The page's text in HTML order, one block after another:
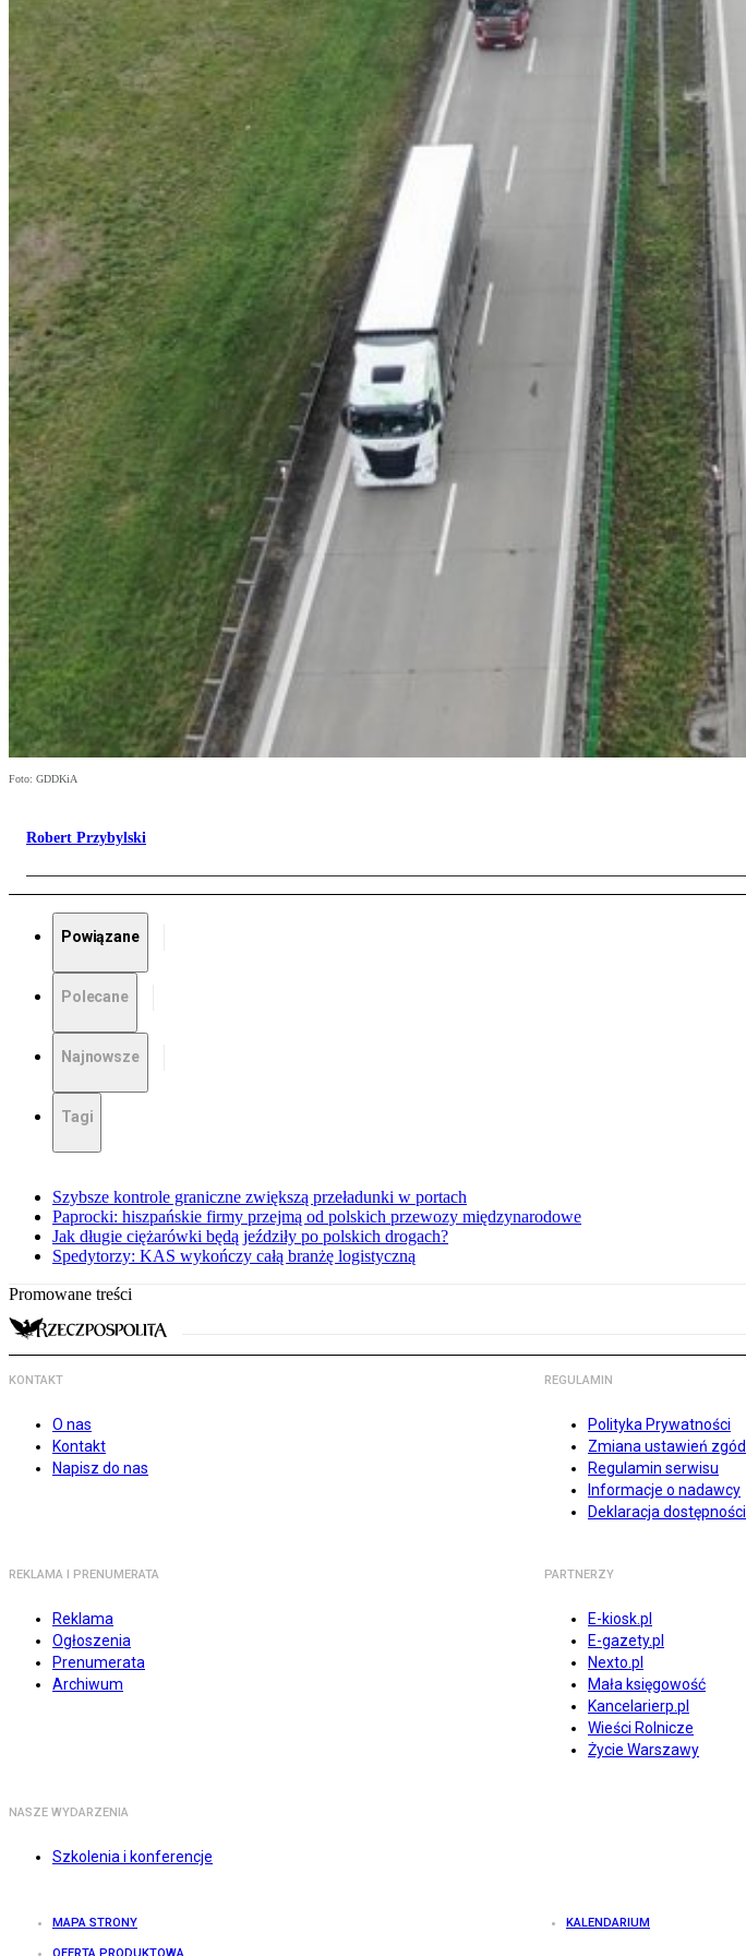
Foto: GDDKiA
Robert Przybylski
Powiązane
Polecane
Najnowsze
Tagi
Szybsze kontrole graniczne zwiększą przeładunki w portach
Paprocki: hiszpańskie firmy przejmą od polskich przewozy międzynarodowe
Jak długie ciężarówki będą jeździły po polskich drogach?
Spedytorzy: KAS wykończy całą branżę logistyczną
Promowane treści
KONTAKT
O nas
Kontakt
Napisz do nas
REGULAMIN
Polityka Prywatności
Zmiana ustawień zgód
Regulamin serwisu
Informacje o nadawcy
Deklaracja dostępności
REKLAMA I PRENUMERATA
Reklama
Ogłoszenia
Prenumerata
Archiwum
PARTNERZY
E-kiosk.pl
E-gazety.pl
Nexto.pl
Mała księgowość
Kancelarierp.pl
Wieści Rolnicze
Życie Warszawy
NASZE WYDARZENIA
Szkolenia i konferencje
MAPA STRONY KALENDARIUM